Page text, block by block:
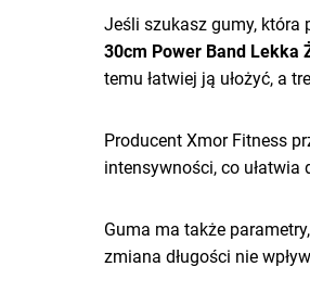
Jeśli szukasz gumy, która
30cm Power Band Lekka
temu łatwiej ją ułożyć, a
Producent Xmor Fitness
intensywności, co
Guma ma także
zmiana długości nie